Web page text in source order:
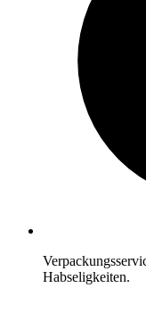
Habseligkeiten.